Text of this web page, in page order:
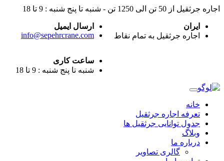
اجاره جرثقیل از 50 تن الی 1250 تن - شنبه تا پنج شنبه : 9 تا 18
ایران
اجاره جرثقیل به تمام نقاط
ارسال ایمیل
info@sepehrcrane.com
ساعت کاری
شنبه تا پنج شنبه : 9 تا 18
خانه
تعرفه اجاره جرثقیل
جدول توانایی جرثقیل ها
وبلاگ
درباره ما
گالری تصاویر